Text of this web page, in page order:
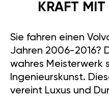
KRAFT
Sie fahren einen
Jahren 2006-2016?
wahres Meisterwerk
Ingenieurskunst.
vereint Luxus und